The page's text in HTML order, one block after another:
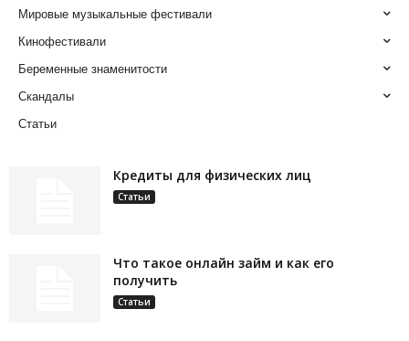
Мировые музыкальные фестивали
Кинофестивали
Беременные знаменитости
Скандалы
Статьи
Кредиты для физических лиц
Статьи
Что такое онлайн займ и как его
получить
Статьи